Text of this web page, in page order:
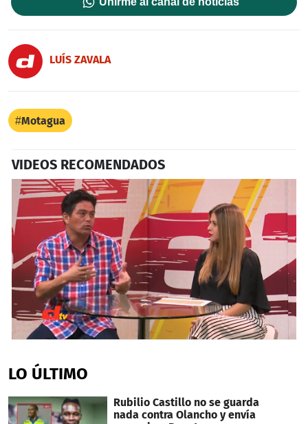
LUÍS ZAVALA
Motagua
VIDEOS RECOMENDADOS
of
50
LO ÚLTIMO
Rubilio Castillo no se guarda
nada contra Olancho y envía